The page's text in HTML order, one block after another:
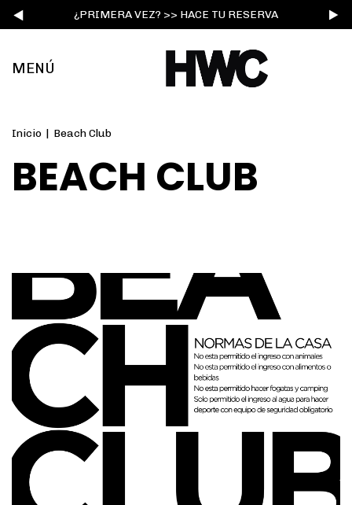
¿PRIMERA VEZ? >> HACE TU RESERVA
MENÚ
Inicio | Beach Club
BEACH CLUB